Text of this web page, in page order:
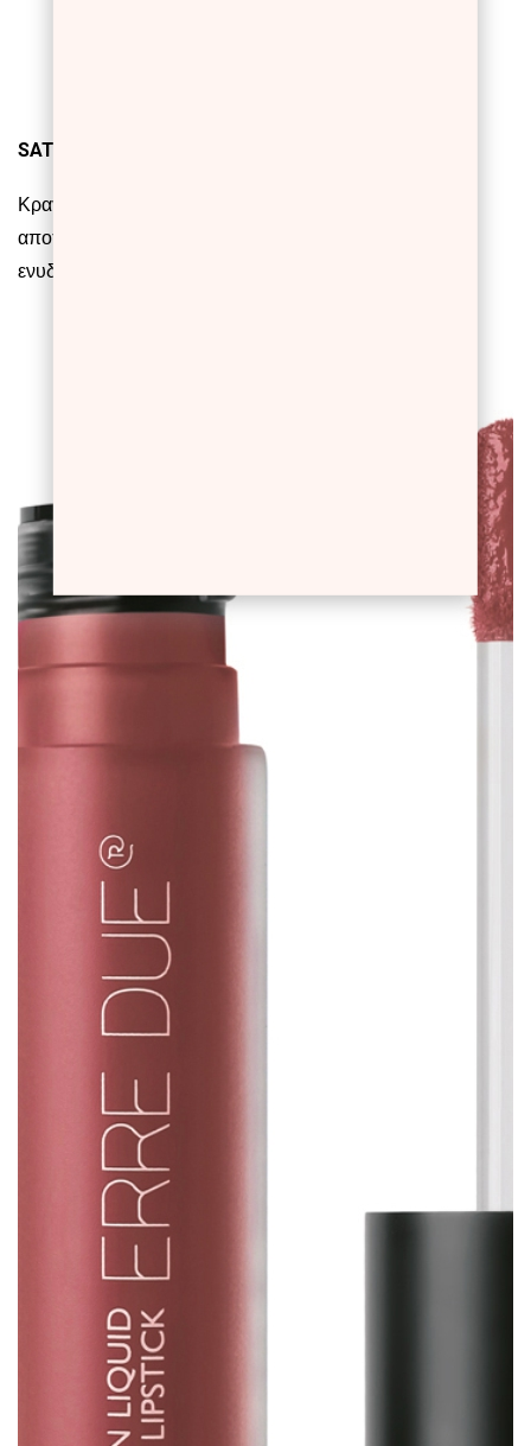
SATIN LIQUID LIPSTICK 316 & 317
Κραγιόν σε υγρή μορφή με πλούσιο χρώμα και satin
αποτέλεσμα. Η καινοτόμα σύνθεσή του προσφέρει
ενυδατικές ιδιότητες και αποτέλεσμα που διαρκεί.